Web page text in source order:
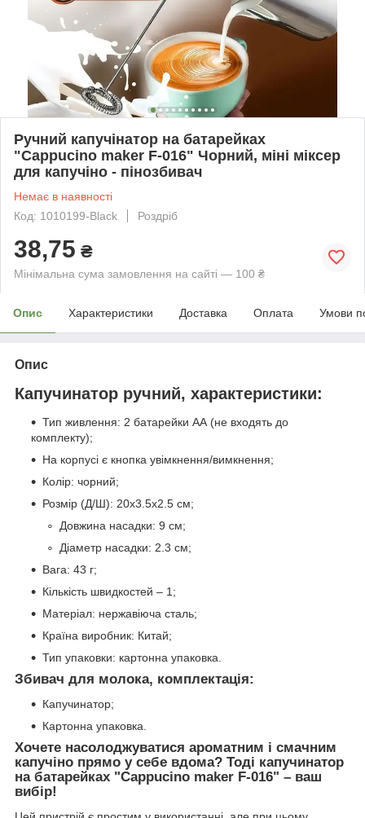
Ручний капучінатор на батарейках
"Cappucino maker F-016" Чорний, міні міксер
для капучіно - пінозбивач
Немає в наявності
Код: 1010199-Black
Роздріб
38,75 ₴
Мінімальна сума замовлення на сайті — 100 ₴
Опис Характеристики Доставка Оплата Умови
Опис
Капучинатор ручний, характеристики:
Тип живлення: 2 батарейки АА (не входять до
комплекту);
На корпусі є кнопка увімкнення/вимкнення;
Колір: чорний;
Розмір (Д/Ш): 20х3.5х2.5 см;
Довжина насадки: 9 см;
Діаметр насадки: 2.3 см;
Вага: 43 г;
Кількість швидкостей – 1;
Матеріал: нержавіюча сталь;
Країна виробник: Китай;
Тип упаковки: картонна упаковка.
Збивач для молока, комплектація:
Капучинатор;
Картонна упаковка.
Хочете насолоджуватися ароматним і смачним
капучіно прямо у себе вдома? Тоді капучинатор
на батарейках "Cappucino maker F-016" – ваш
вибір!